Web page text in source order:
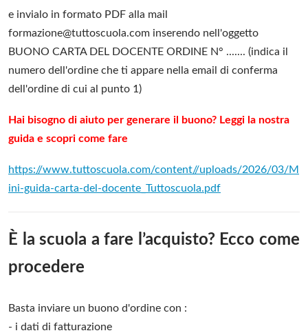
e invialo in formato PDF alla mail
formazione@tuttoscuola.com inserendo nell'oggetto
BUONO CARTA DEL DOCENTE ORDINE N° ....... (indica il
numero dell'ordine che ti appare nella email di conferma
dell'ordine di cui al punto 1)
Hai bisogno di aiuto per generare il buono? Leggi la nostra
guida e scopri come fare
https://www.tuttoscuola.com/content//uploads/2026/03/M
ini-guida-carta-del-docente_Tuttoscuola.pdf
È la scuola a fare l’acquisto? Ecco come
procedere
Basta inviare un buono d'ordine con :
- i dati di fatturazione